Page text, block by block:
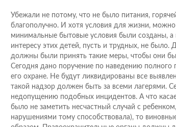
Убежали не потому, что не было питания,
благополучно. И хотя условия для жизни,
минимальные бытовые условия были созданы, а
интересу этих детей, пусть и трудных, не было.
должны были принять такие меры, чтобы они
Сегодня дано поручение по наведению полного
его охране. Не будут ликвидированы все
такой надзор должен быть за всеми лагерями.
недопущению подобных инцидентов. А что
было не заметить несчастный случай с
нарушениями тому способствовала), то